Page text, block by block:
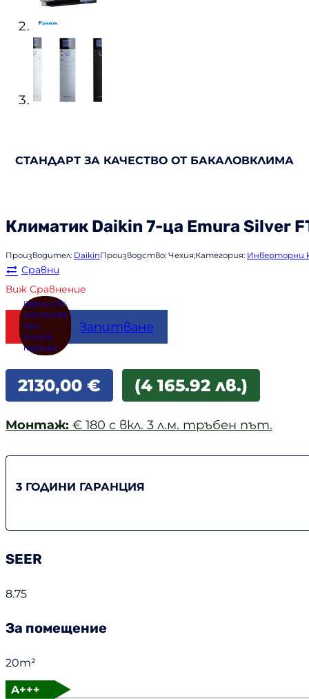
СТАНДАРТ ЗА КАЧЕСТВО ОТ БАКАЛОВКЛИМА
Климатик Daikin 7-ца Emura Silver
Производител: DaikinПроизводство: Чехия;Категория: Инверторни
Сравни
Виж Сравнение
Купи Запитване
2130,00 € (4 165.92 лв.)
Монтаж: € 180 с вкл. 3 л.м. тръбен път.
3 ГОДИНИ ГАРАНЦИЯ
SEER
8.75
За помещение
20m²
A+++